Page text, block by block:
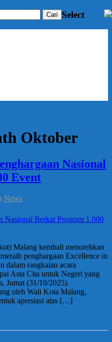
Select
Oktober
Nasional
Event
News
Malang kembali menorehkan
penghargaan Excellence in
dalam rangkaian acara
Asta Cita untuk Negeri yang
Jumat (31/10/2025).
oleh Wali Kota Malang,
apresiasi atas […]